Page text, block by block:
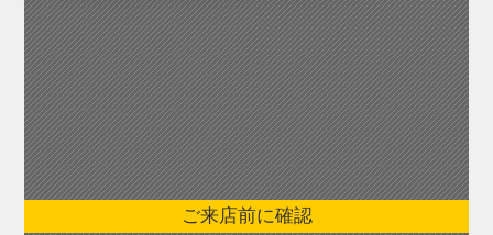
ご来店前に確認